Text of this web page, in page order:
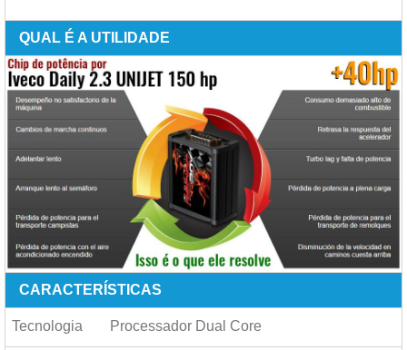
QUAL É A UTILIDADE
CARACTERÍSTICAS
Tecnologia Processador Dual Core